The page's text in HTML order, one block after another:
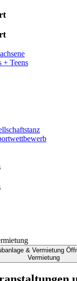
+ Teens
& Vermietung
Vermietung